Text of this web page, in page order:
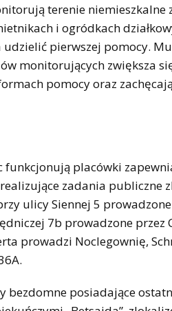
terenie
i ogródkach
pierwszej pomocy.
monitorujących zwiększa
pomocy oraz
funkcjonują placówki
zadania publiczne
ulicy Siennej 5
7b prowadzone przez
prowadzi Noclegownię,
bezdomne posiadające